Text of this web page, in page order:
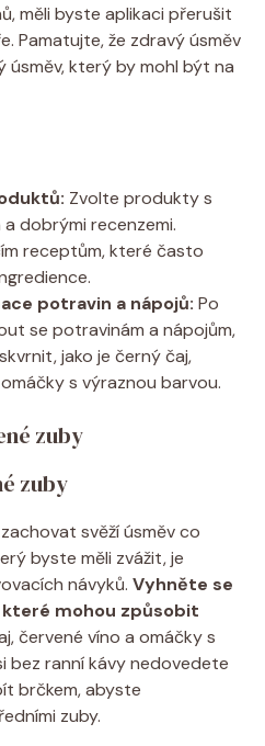
měli byste aplikaci přerušit
Pamatujte, že zdravý úsměv
úsměv, který by mohl být na
Zvolte produkty s
dobrými recenzemi.
receptům, které často
potravin a nápojů: Po
se potravinám a nápojům,
jako je černý čaj,
s výraznou barvou.
zuby
zuby
svěží úsměv co
byste měli zvážit, je
návyků. Vyhněte se
mohou způsobit
červené víno a omáčky s
bez ranní kávy nedovedete
brčkem, abyste
zuby.